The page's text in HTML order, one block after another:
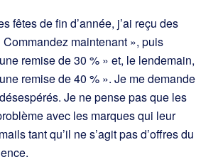
fêtes de fin d’année, j’ai reçu des
maintenant », puis
remise de 30 % » et, le lendemain,
remise de 40 % ». Je me demande
Je ne pense pas que les
avec les marques qui leur
tant qu’il ne s’agit pas d’offres du